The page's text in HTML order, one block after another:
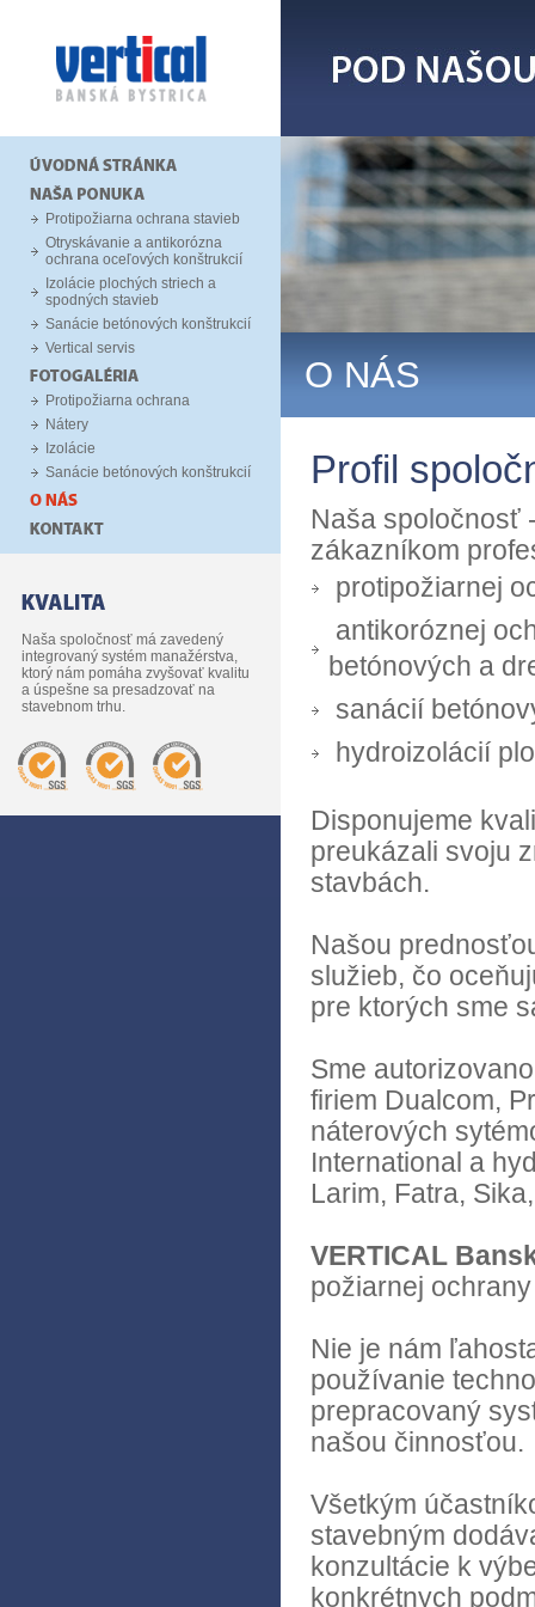
Protipožiarna ochrana stavieb
Otryskávanie a antikorózna
ochrana oceľových konštrukcií
Izolácie plochých striech a
spodných stavieb
Sanácie betónových konštrukcií
Vertical servis
Protipožiarna ochrana
Nátery
Izolácie
Sanácie betónových konštrukcií
Naša spoločnosť má zavedený
integrovaný systém manažérstva,
ktorý nám pomáha zvyšovať kvalitu
a úspešne sa presadzovať na
stavebnom trhu.
O NÁS
Profil
Naša spoločnosť
zákazníkom
protipožiarnej
antikoróznej
betónových a
sanácií
hydroizolácií
Disponujeme
preukázali svoju
stavbách.
Našou
služieb, čo
pre ktorých sme
Sme
firiem Dualcom,
náterových
International a
Larim, Fatra,
VERTICAL
požiarnej
Nie je nám
používanie
prepracovaný
našou činnosťou.
Všetkým
stavebným
konzultácie k
konkrétnych